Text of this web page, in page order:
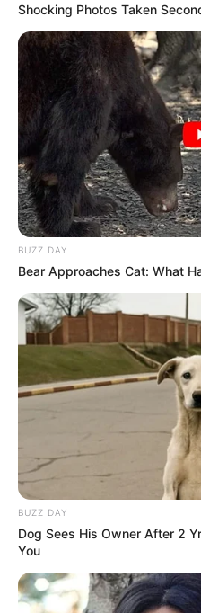
Shocking Photos Taken
BUZZ DAY
Bear Approaches Cat: What
BUZZ DAY
Dog Sees His Owner After 2
You